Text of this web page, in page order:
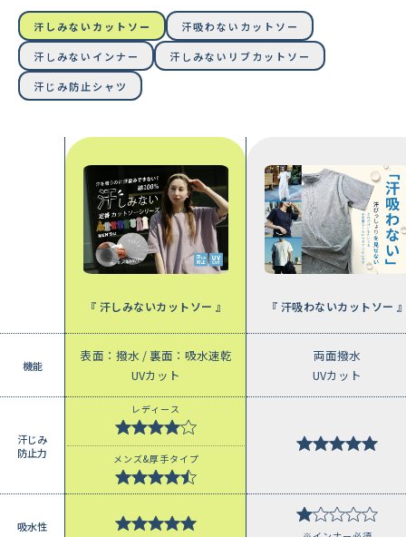
汗しみないカットソー 汗吸わないカットソー
汗しみないインナー 汗しみないリブカットソー
汗じみ防止シャツ
機能
汗じみ
防止力
吸水性
『 汗しみないカットソー 』
表面：撥水 / 裏面：吸水速乾
UVカット
レディース
メンズ&厚手タイプ
『 汗吸わないカットソー
両面撥水
UVカット